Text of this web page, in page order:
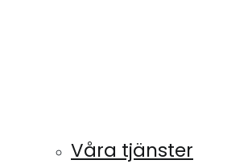
Våra tjänster